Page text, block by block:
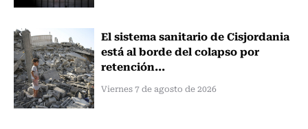
El sistema sanitario de Cisjordania
está al borde del colapso por
retención...
Viernes 7 de agosto de 2026